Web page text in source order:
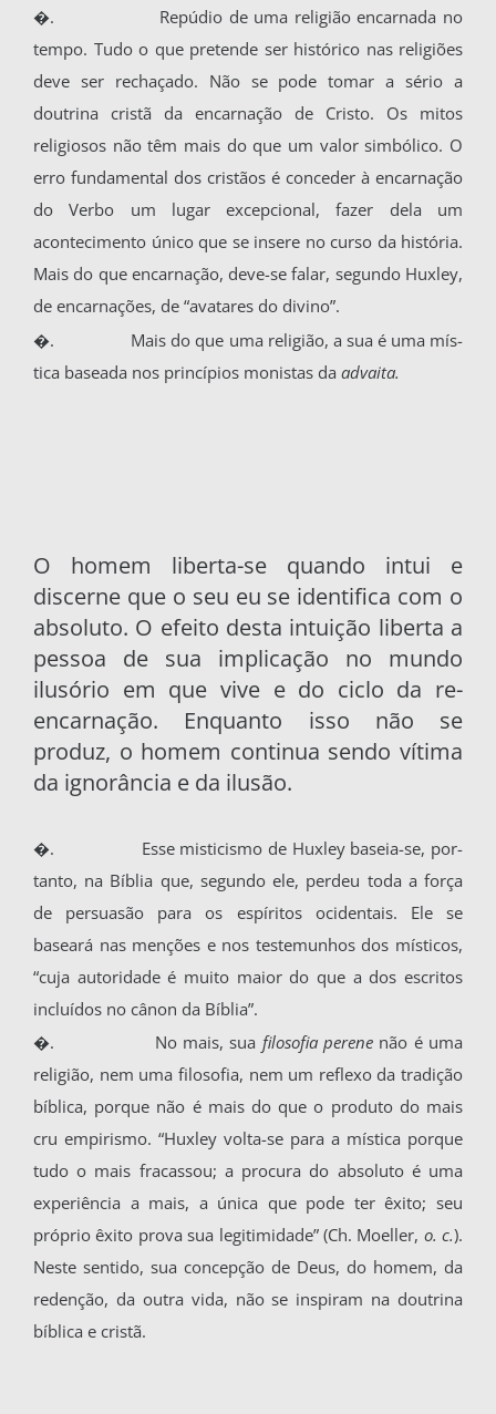
�.
Repúdio de uma religião encarnada no
tem­po. Tudo o que pretende ser histórico nas religi­ões
deve ser rechaçado. Não se pode tomar a sé­rio a
doutrina cristã da encarnação de Cristo. Os mitos
religiosos não têm mais do que um valor simbólico. O
erro fundamental dos cristãos é con­ceder à encarnação
do Verbo um lugar excepcio­nal, fazer dela um
acontecimento único que se insere no curso da história.
Mais do que encarnação, deve-se falar, segundo Huxley,
de encarnações, de “avatares do divino”.
�.
Mais do que uma religião, a sua é uma mís­
tica baseada nos princípios monistas da advaita.
O homem liberta-se quando intui e
discerne que o seu eu se identifica com o
absoluto. O efeito desta intuição liberta a
pessoa de sua implicação no mundo
ilusório em que vive e do ciclo da re­
encarnação. Enquanto isso não se
produz, o ho­mem continua sendo vítima
da ignorância e da ilusão.
�.
Esse misticismo de Huxley baseia-se, por­
tanto, na Bíblia que, segundo ele, perdeu toda a força
de persuasão para os espíritos ocidentais. Ele se
baseará nas menções e nos testemunhos dos místicos,
“cuja autoridade é muito maior do que a dos escritos
incluídos no cânon da Bíblia”.
�.
No mais, sua filosofia perene não é uma
religião, nem uma filosofia, nem um reflexo da tradição
bíblica, porque não é mais do que o pro­duto do mais
cru empirismo. “Huxley volta-se para a mística porque
tudo o mais fracassou; a procura do absoluto é uma
experiência a mais, a única que pode ter êxito; seu
próprio êxito prova sua legitimidade” (Ch. Moeller, o. c.).
Neste sen­tido, sua concepção de Deus, do homem, da
re­denção, da outra vida, não se inspiram na doutri­na
bíblica e cristã.